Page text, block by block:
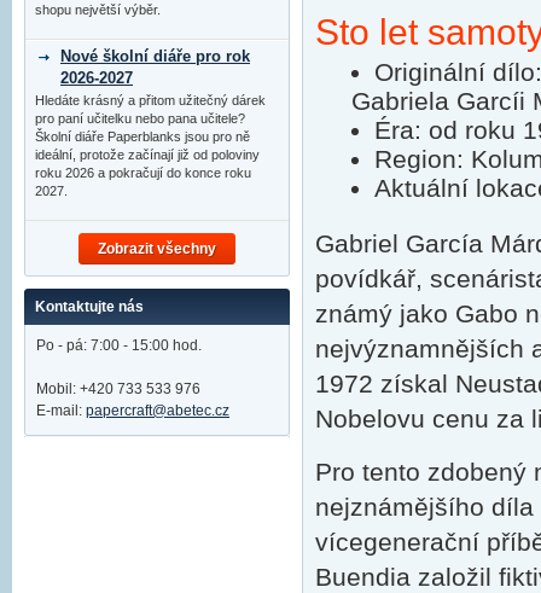
Sto let
Originální
Gabriela Garcíi
Éra: od roku
Region:
Aktuální
Gabriel García
povídkář,
známý jako Gabo
nejvýznamnějších
1972 získal
Nobelovu cenu za
Pro tento zdobený
nejznámějšího díla
vícegenerační
Buendia založil
shopu největší výběr.
Nové školní diáře pro rok
2026-2027
Hledáte krásný a přitom užitečný dárek
pro paní učitelku nebo pana učitele?
Školní diáře Paperblanks jsou pro ně
ideální, protože začínají již od poloviny
roku 2026 a pokračují do konce roku
2027.
Zobrazit všechny
Kontaktujte nás
Po - pá: 7:00 - 15:00 hod.
Mobil: +420 733 533 976
E-mail: papercraft@abetec.cz